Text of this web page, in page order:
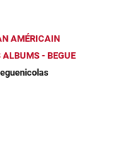
AMÉRICAIN
ALBUMS - BEGUE